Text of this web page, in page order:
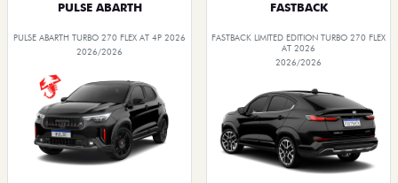
PULSE ABARTH
PULSE ABARTH TURBO 270 FLEX AT 4P 2026
2026/2026
FASTBACK
FASTBACK LIMITED EDITION TURBO 270 FLEX
AT 2026
2026/2026